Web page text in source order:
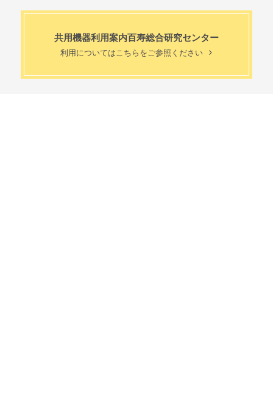
共用機器利用案内百寿総合研究センター
利用についてはこちらをご参照ください